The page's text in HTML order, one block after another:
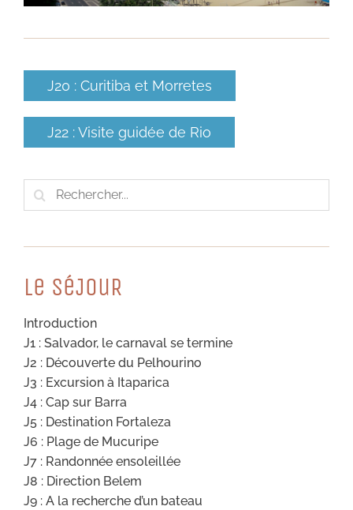
J20 : Curitiba et Morretes
J22 : Visite guidée de Rio
Rechercher:
Le SéJouR
Introduction
J1 : Salvador, le carnaval se termine
J2 : Découverte du Pelhourino
J3 : Excursion à Itaparica
J4 : Cap sur Barra
J5 : Destination Fortaleza
J6 : Plage de Mucuripe
J7 : Randonnée ensoleillée
J8 : Direction Belem
J9 : A la recherche d’un bateau